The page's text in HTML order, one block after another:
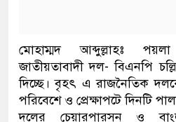
মোহাম্মদ আব্দুল্লাহঃ পয়লা
জাতীয়তাবাদী দল- বিএনপি
দিচ্ছে। বৃহৎ এ রাজনৈতিক
পরিবেশে ও প্রেক্ষাপটে দিনটি
দলের চেয়ারপারসন ও